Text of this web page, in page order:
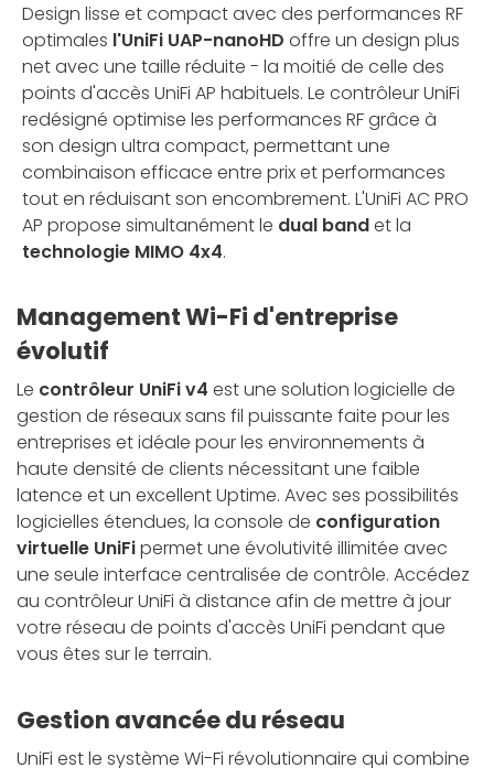
Design lisse et compact avec des performances RF
optimales l'UniFi UAP-nanoHD offre un design plus
net avec une taille réduite - la moitié de celle des
points d'accès UniFi AP habituels. Le contrôleur UniFi
redésigné optimise les performances RF grâce à
son design ultra compact, permettant une
combinaison efficace entre prix et performances
tout en réduisant son encombrement. L'UniFi AC PRO
AP propose simultanément le dual bandet la
technologie MIMO 4x4.
Management Wi-Fi d'entreprise
évolutif
Le contrôleur UniFi v4 est une solution logicielle de
gestion de réseaux sans fil puissante faite pour les
entreprises et idéale pour les environnements à
haute densité de clients nécessitant une faible
latence et un excellent Uptime. Avec ses possibilités
logicielles étendues, la console de configuration
virtuelle UniFipermet une évolutivité illimitée avec
une seule interface centralisée de contrôle. Accédez
au contrôleur UniFi à distance afin de mettre à jour
votre réseau de points d'accès UniFi pendant que
vous êtes sur le terrain.
Gestion avancée du réseau
UniFi est le système Wi-Fi révolutionnaire qui combine